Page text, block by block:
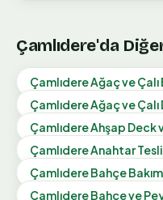
Çamlıdere'da
ÇamlıdereAğaç ve
ÇamlıdereAğaç ve Çalı
ÇamlıdereAhşap Deck
ÇamlıdereAnahtar
ÇamlıdereBahçe
ÇamlıdereBahçe ve